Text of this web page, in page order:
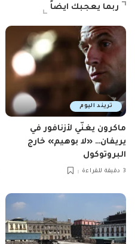
ربما يعجبك ايضاً
تريند اليوم
ماكرون يغنّي لأزنافور في
يريفان… «لا بوهيم» خارج
البروتوكول
3 دقيقة للقراءة